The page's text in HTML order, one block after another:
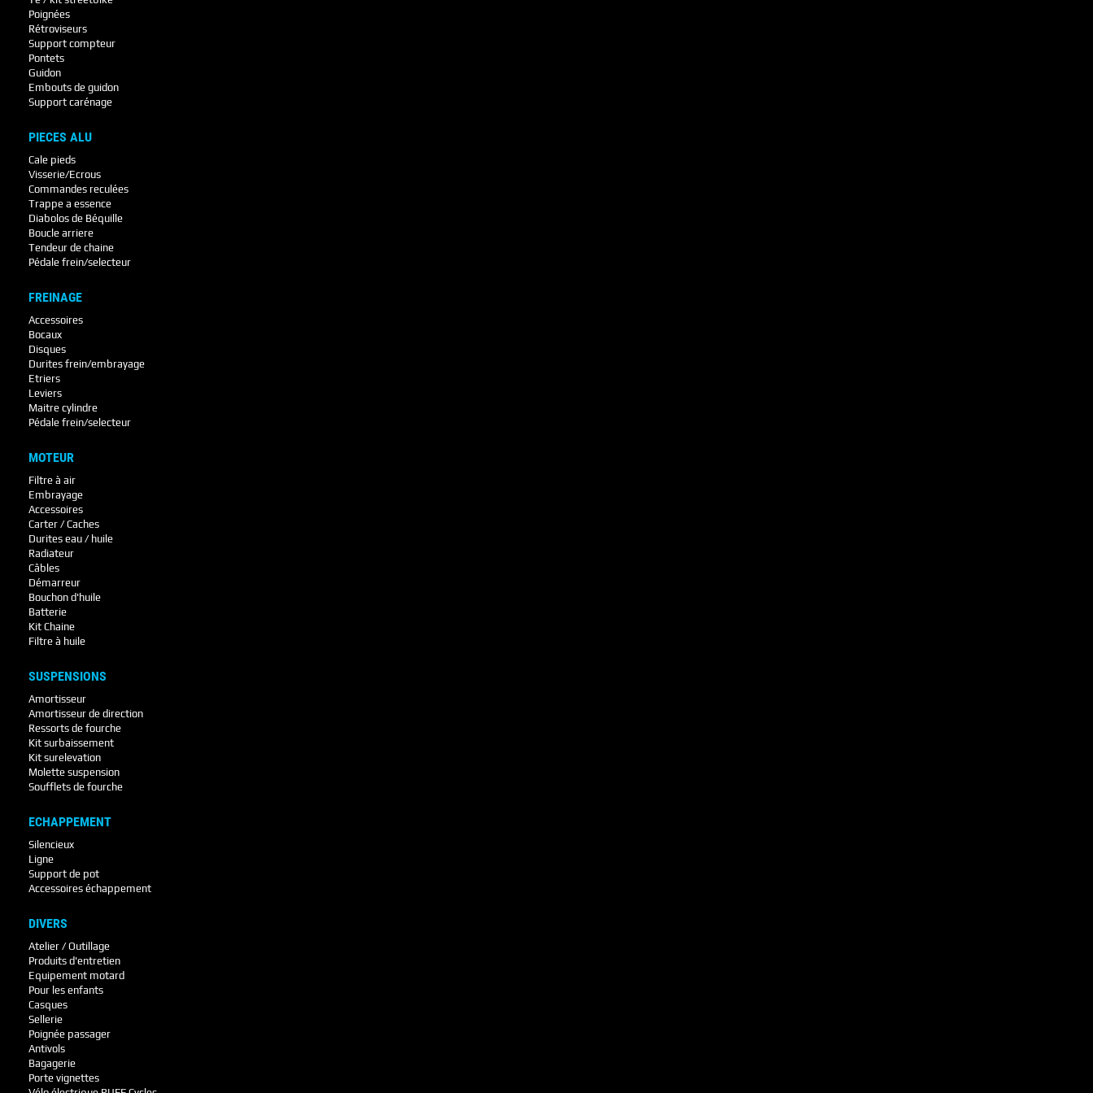
Poignées
Rétroviseurs
Support compteur
Pontets
Guidon
Embouts de guidon
Support carénage
PIECES ALU
Cale pieds
Visserie/Ecrous
Commandes reculées
Trappe a essence
Diabolos de Béquille
Boucle arriere
Tendeur de chaine
Pédale frein/selecteur
FREINAGE
Accessoires
Bocaux
Disques
Durites frein/embrayage
Etriers
Leviers
Maitre cylindre
Pédale frein/selecteur
MOTEUR
Filtre à air
Embrayage
Accessoires
Carter / Caches
Durites eau / huile
Radiateur
Câbles
Démarreur
Bouchon d'huile
Batterie
Kit Chaine
Filtre à huile
SUSPENSIONS
Amortisseur
Amortisseur de direction
Ressorts de fourche
Kit surbaissement
Kit surelevation
Molette suspension
Soufflets de fourche
ECHAPPEMENT
Silencieux
Ligne
Support de pot
Accessoires échappement
DIVERS
Atelier / Outillage
Produits d'entretien
Equipement motard
Pour les enfants
Casques
Sellerie
Poignée passager
Antivols
Bagagerie
Porte vignettes